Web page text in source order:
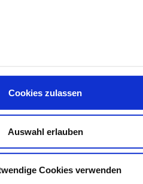
Cookies zulassen
Auswahl erlauben
Cookies verwenden
Basis. Zur Bearbeitung
zur Verfügung stellen. Wenn
Ihren personenbezogenen
dies in unsererDaten­schutz­